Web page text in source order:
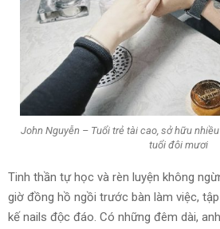
John Nguyễn – Tuổi trẻ tài cao, sở hữu
tuổi đôi mươi
Tinh thần tự học và rèn luyện không
giờ đồng hồ ngồi trước bàn làm việc,
kế nails độc đáo. Có những đêm dài,